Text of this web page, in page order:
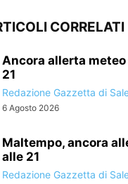
CORRELATI
Ancora allerta meteo
21
Redazione Gazzetta di
6 Agosto 2026
Maltempo, ancora
alle 21
Redazione Gazzetta di